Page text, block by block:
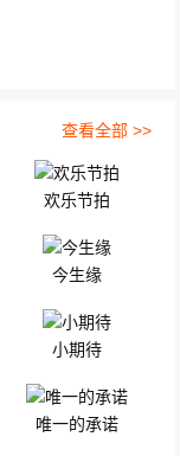
查看全部 >>
欢乐节拍
今生缘
小期待
唯一的承诺